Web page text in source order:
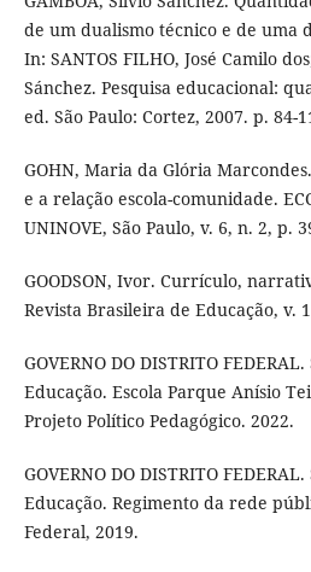
de um dualismo técnico e de uma
In: SANTOS FILHO, José Camilo
Sánchez. Pesquisa educacional:
ed. São Paulo: Cortez, 2007. p. 84-
GOHN, Maria da Glória
e a relação escola-comunidade.
UNINOVE, São Paulo, v. 6, n. 2, p.
GOODSON, Ivor. Currículo,
Revista Brasileira de Educação, v.
GOVERNO DO DISTRITO
Educação. Escola Parque Anísio
Projeto Político Pedagógico. 2022.
GOVERNO DO DISTRITO
Educação. Regimento da rede
Federal, 2019.